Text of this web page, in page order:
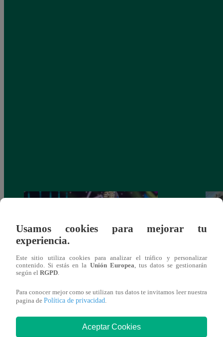
ganadora de Yo Soy: Nueva Generación!
Usamos cookies para mejorar tu
experiencia.
Este sitio utiliza cookies para analizar el tráfico y personalizar
contenido. Si estás en la Unión Europea , tus datos se gestionarán
según el RGPD
Para conocer mejor como se utilizan tus datos te invitamos leer nuestra
pagina de Política de privacidad
Aceptar Cookies